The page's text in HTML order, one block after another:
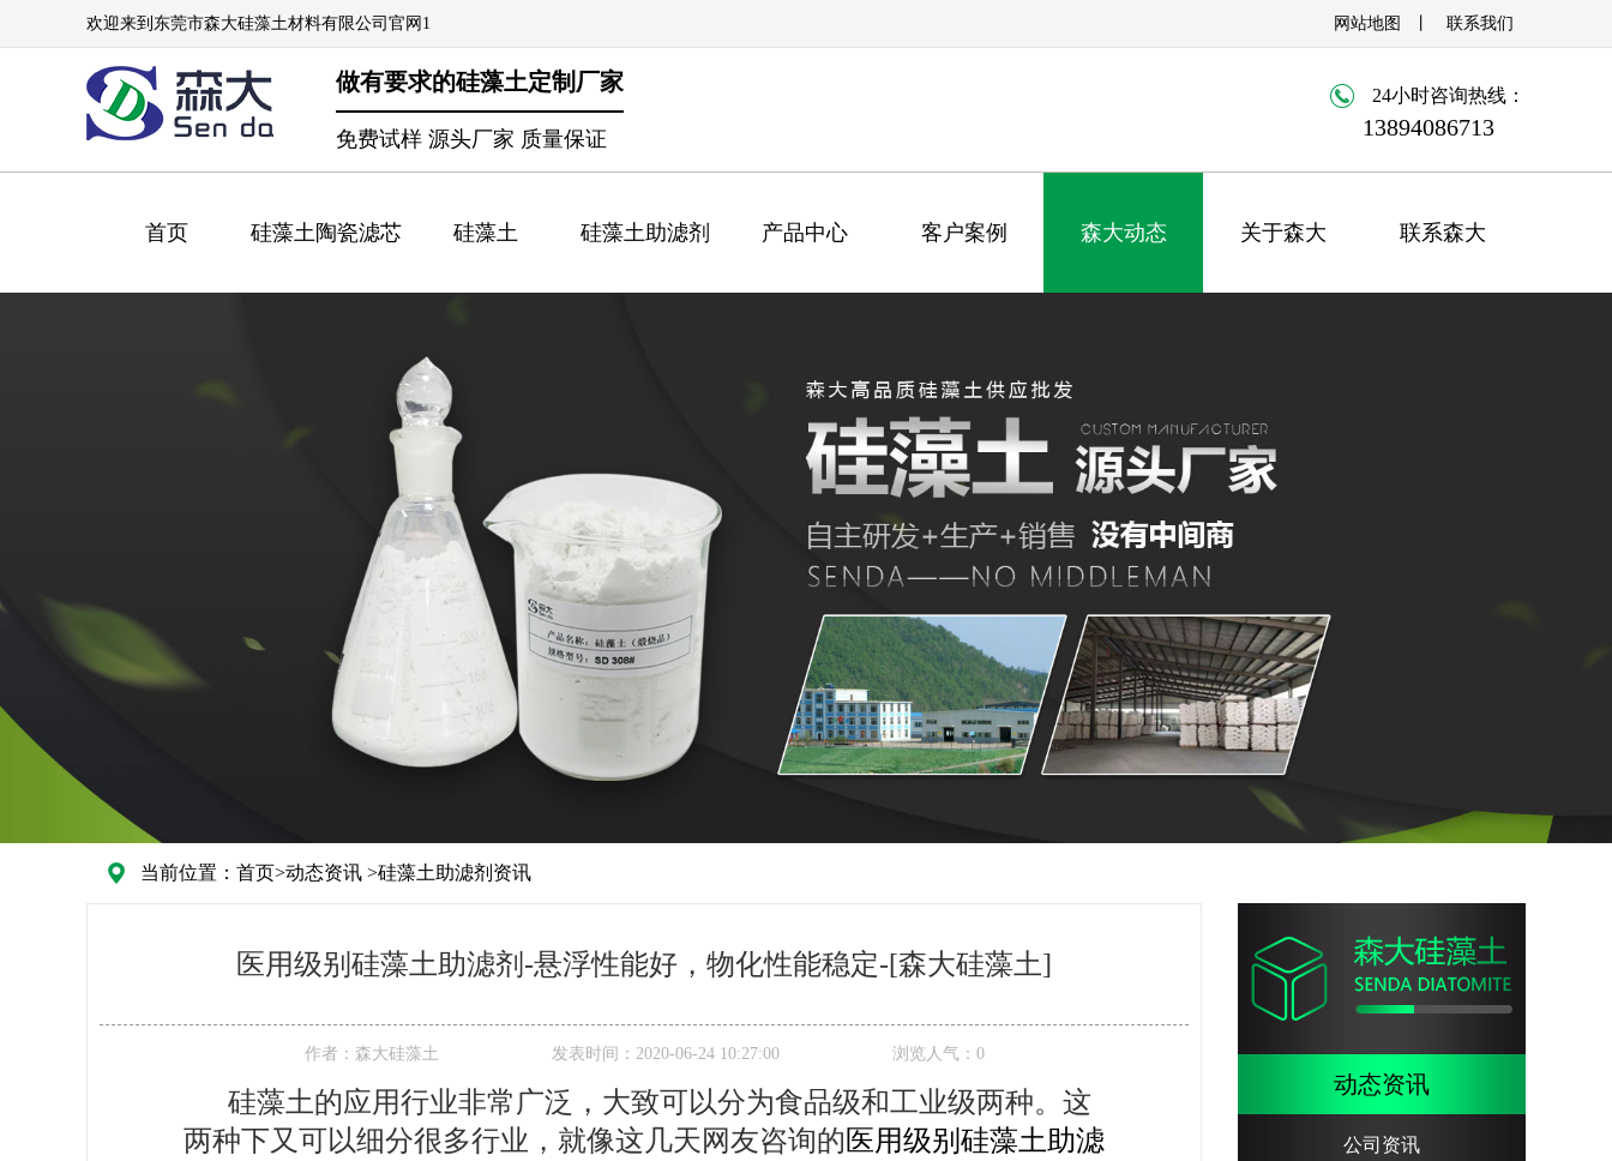
欢迎来到东莞市森大硅藻土材料有限公司官网1 网站地图 联系我们
做有要求的硅藻土定制厂家
免费试样 源头厂家 质量保证
24小时咨询热线：
13894086713
首页 硅藻土陶瓷滤芯 硅藻土 硅藻土助滤剂 产品中心 客户案例 森大动态 关于森大 联系森大
当前位置： 首页>动态资讯 >硅藻土助滤剂资讯
医用级别硅藻土助滤剂-悬浮性能好，物化性能稳定-[森大硅藻土]
作者： 森大硅藻土 发表时间： 2020-06-24 10:27:00 浏览人气： 0
硅藻土的应用行业非常广泛，大致可以分为食品级和工业级两种。这
两种下又可以细分很多行业，就像这几天网友咨询的医用级别硅藻土助滤
动态资讯
公司资讯